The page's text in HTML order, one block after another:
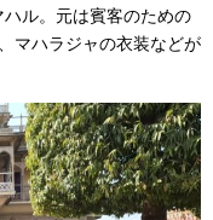
ル。元は賓客のための
マハラジャの衣装などが